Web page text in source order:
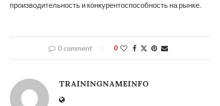
производительность и конкурентоспособность на рынке.
0 comment 0
TRAININGNAMEINFO